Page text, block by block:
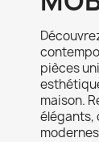
pièces
maison.
élégants,